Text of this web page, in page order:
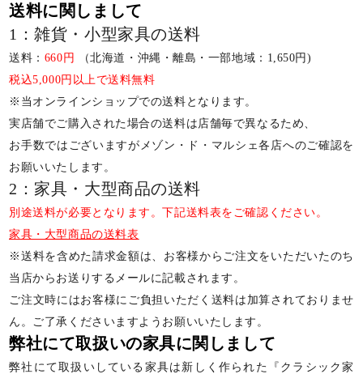
送料に関しまして
1：雑貨・小型家具の送料
送料： 660円
（北海道・沖縄・離島・一部地域：1,650円)
税込5,000円以上で送料無料
※当オンラインショップでの送料となります。
実店舗でご購入された場合の送料は店舗毎で異なるため、
お手数ではございますがメゾン・ド・マルシェ各店へのご確認を
お願いいたします。
2：家具・大型商品の送料
別途送料が必要となります。下記送料表をご確認ください。
家具・大型商品の送料表
※送料を含めた請求金額は、お客様からご注文をいただいたのち
当店からお送りするメールに記載されます。
ご注文時にはお客様にご負担いただく送料は加算されておりませ
ん。ご了承くださいますようお願いいたします。
弊社にて取扱いの家具に関しまして
弊社にて取扱いしている家具は新しく作られた『クラシック家